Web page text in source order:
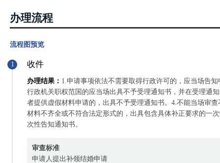
办理流程
流程图预览
1 收件
办理结果： 1.申请事项依法不需要取得行政许可的，应当场告
行政机关职权范国的应当场出具不予受理通知书，并在受理通
者提供虚假材料申请的，出具不予受理通知书。4.不能当场审
材料不齐全或不符合法定形式的，出具包含具体补正要求的一
次性告知通知书。
审查标准
申请人提出补领结婚申请